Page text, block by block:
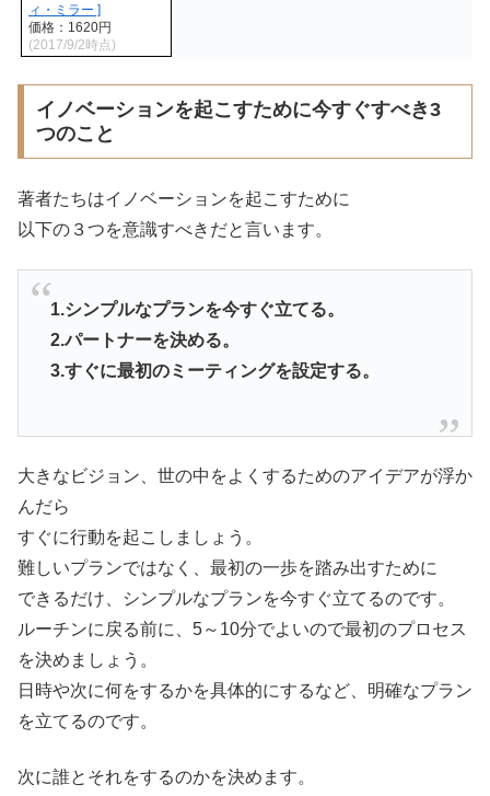
ィ・ミラー ]
価格：1620円
(2017/9/2時点)
イノベーションを起こすために今すぐすべき3
つのこと
著者たちはイノベーションを起こすために
以下の３つを意識すべきだと言います。
1.シンプルなプランを今すぐ立てる。
2.パートナーを決める。
3.すぐに最初のミーティングを設定する。
大きなビジョン、世の中をよくするためのアイデアが浮か
んだら
すぐに行動を起こしましょう。
難しいプランではなく、最初の一歩を踏み出すために
できるだけ、シンプルなプランを今すぐ立てるのです。
ルーチンに戻る前に、5～10分でよいので最初のプロセス
を決めましょう。
日時や次に何をするかを具体的にするなど、明確なプラン
を立てるのです。
次に誰とそれをするのかを決めます。